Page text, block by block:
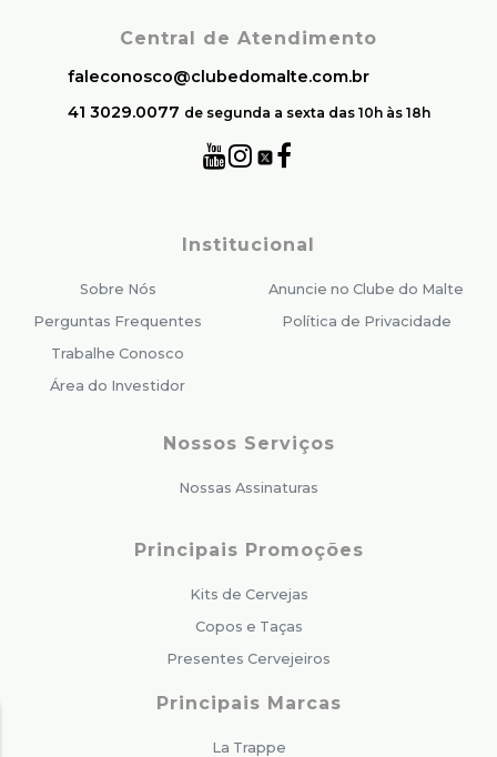
Central de Atendimento
faleconosco@clubedomalte.com.br
41 3029.0077 de segunda a sexta das 10h às 18h
Institucional
Sobre Nós
Perguntas Frequentes
Trabalhe Conosco
Área do Investidor
Anuncie no Clube do Malte
Política de Privacidade
Nossos Serviços
Nossas Assinaturas
Principais Promoções
Kits de Cervejas
Copos e Taças
Presentes Cervejeiros
Principais Marcas
La Trappe